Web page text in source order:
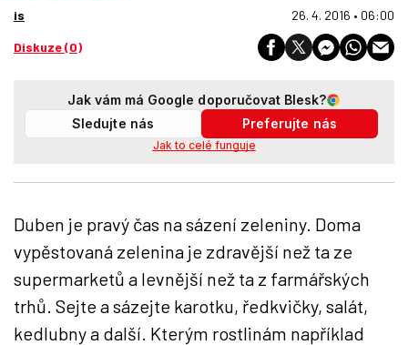
is 26. 4. 2016 • 06:00
Diskuze (0)
Jak vám má Google doporučovat Blesk?
Sledujte nás
Preferujte nás
Jak to celé funguje
Duben je pravý čas na sázení zeleniny. Doma
vypěstovaná zelenina je zdravější než ta ze
supermarketů a levnější než ta z farmářských
trhů. Sejte a sázejte karotku, ředkvičky, salát,
kedlubny a další. Kterým rostlinám například